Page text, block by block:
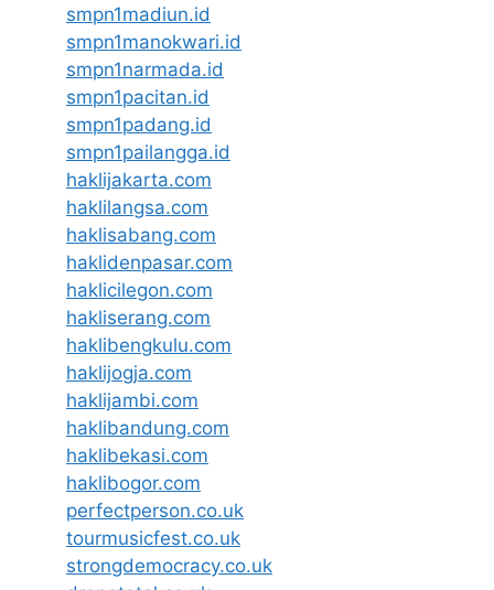
smpn1madiun.id
smpn1manokwari.id
smpn1narmada.id
smpn1pacitan.id
smpn1padang.id
smpn1pailangga.id
haklijakarta.com
haklilangsa.com
haklisabang.com
haklidenpasar.com
haklicilegon.com
hakliserang.com
haklibengkulu.com
haklijogja.com
haklijambi.com
haklibandung.com
haklibekasi.com
haklibogor.com
perfectperson.co.uk
tourmusicfest.co.uk
strongdemocracy.co.uk